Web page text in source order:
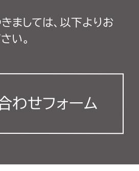
ましては、以下よりお
い。
わせフォーム